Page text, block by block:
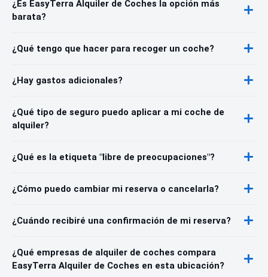
¿Es EasyTerra Alquiler de Coches la opción más
barata?
¿Qué tengo que hacer para recoger un coche?
¿Hay gastos adicionales?
¿Qué tipo de seguro puedo aplicar a mi coche de
alquiler?
¿Qué es la etiqueta "libre de preocupaciones"?
¿Cómo puedo cambiar mi reserva o cancelarla?
¿Cuándo recibiré una confirmación de mi reserva?
¿Qué empresas de alquiler de coches compara
EasyTerra Alquiler de Coches en esta ubicación?